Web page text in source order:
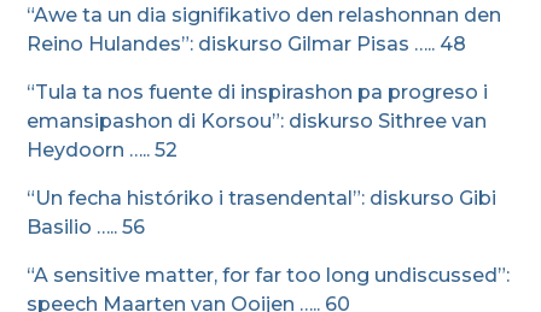
“Awe ta un dia signifikativo den relashonnan den
Reino Hulandes”: diskurso Gilmar Pisas ….. 48
“Tula ta nos fuente di inspirashon pa progreso i
emansipashon di Korsou”: diskurso Sithree van
Heydoorn ….. 52
“Un fecha históriko i trasendental”: diskurso Gibi
Basilio ….. 56
“A sensitive matter, for far too long undiscussed”:
speech Maarten van Ooijen ….. 60